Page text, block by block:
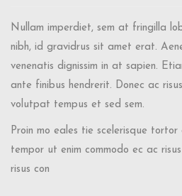
Nullam imperdiet, sem at fringilla
nibh, id gravidrus sit amet erat.
venenatis dignissim in at sapien.
ante finibus hendrerit. Donec ac
volutpat tempus et sed sem.
Proin mo eales tie scelerisque
tempor ut enim commodo ec ac
risus con